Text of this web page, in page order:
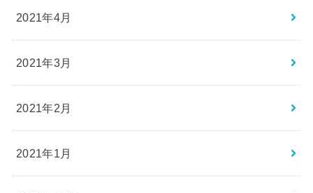
2021年4月
2021年3月
2021年2月
2021年1月